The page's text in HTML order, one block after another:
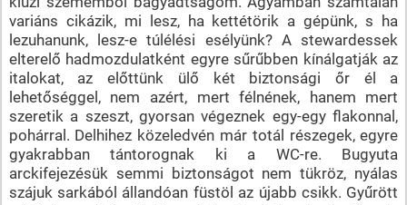
variáns cikázik, mi lesz, ha kettétörik a gépünk, s ha
lezuhanunk, lesz-e túlélési esélyünk? A stewardessek
elterelő hadmozdulatként egyre sűrűbben kínálgatják az
italokat, az előttünk ülő két biztonsági őr él a
lehetőséggel, nem azért, mert félnének, hanem mert
szeretik a szeszt, gyorsan végeznek egy-egy flakonnal,
pohárral. Delhihez közeledvén már totál részegek, egyre
gyakrabban tántorognak ki a WC-re. Bugyuta
arckifejezésük semmi biztonságot nem tükröz, nyálas
szájuk sarkából állandóan füstöl az újabb csikk. Gyűrött